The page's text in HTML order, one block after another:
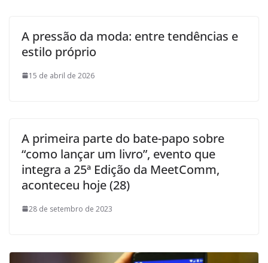
A pressão da moda: entre tendências e
estilo próprio
15 de abril de 2026
A primeira parte do bate-papo sobre
“como lançar um livro”, evento que
integra a 25ª Edição da MeetComm,
aconteceu hoje (28)
28 de setembro de 2023